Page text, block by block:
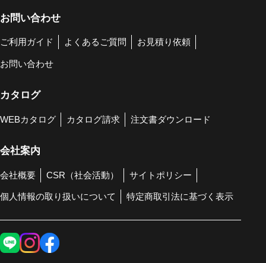
お問い合わせ
ご利用ガイド よくあるご質問 お見積り依頼
お問い合わせ
カタログ
WEBカタログ カタログ請求 注文書ダウンロード
会社案内
会社概要 CSR（社会活動） サイトポリシー
個人情報の取り扱いについて 特定商取引法に基づく表示